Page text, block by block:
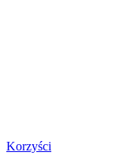
Korzyści